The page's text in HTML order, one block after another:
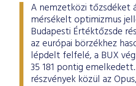
A nemzetközi tőzsdéket
mérsékelt optimizmus
Budapesti Értéktőzsde
az európai börzékhez
lépdelt felfelé, a BUX
35 181 pontig
részvények közül az